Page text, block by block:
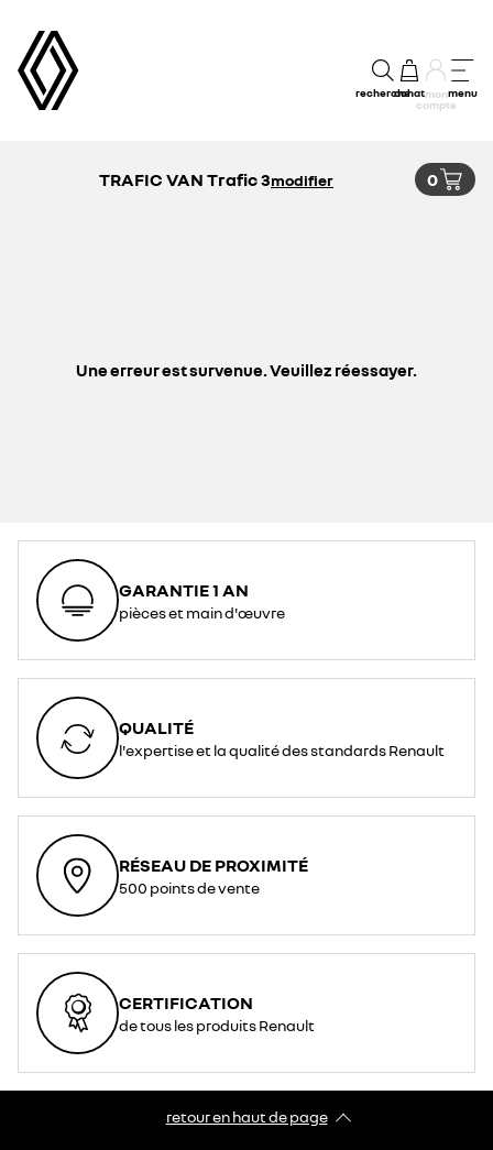
rechercheachatmon
compte
menu
TRAFIC VAN Trafic 3modifier 0
Une erreur est survenue. Veuillez réessayer.
GARANTIE 1 AN
pièces et main d'œuvre
QUALITÉ
l'expertise et la qualité des standards Renault
RÉSEAU DE PROXIMITÉ
500 points de vente
CERTIFICATION
de tous les produits Renault
retour en haut de page​